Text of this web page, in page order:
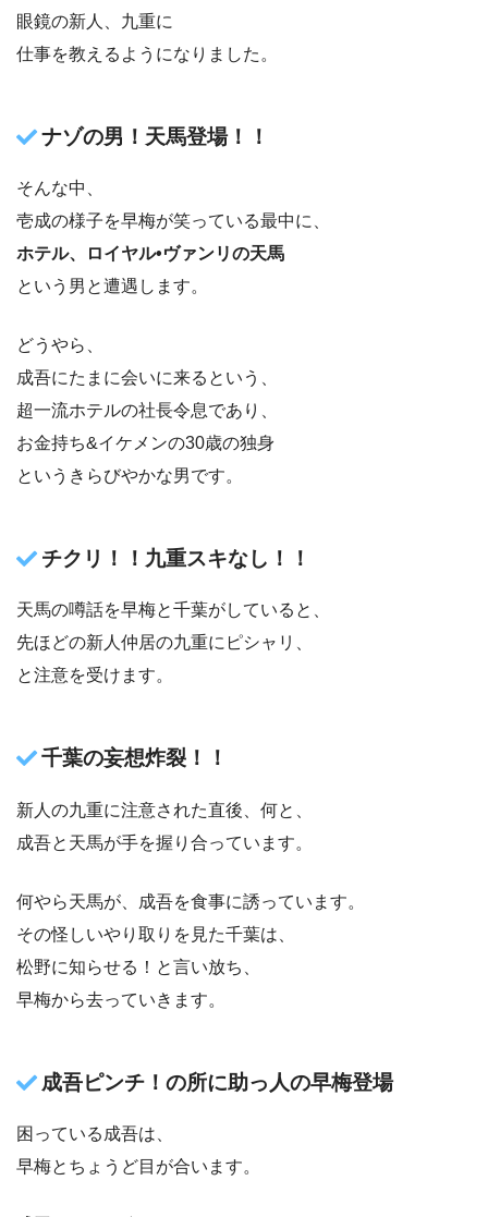
眼鏡の新人、九重に
仕事を教えるようになりました。
ナゾの男！天馬登場！！
そんな中、
壱成の様子を早梅が笑っている最中に、
ホテル、ロイヤル•ヴァンリの天馬
という男と遭遇します。
どうやら、
成吾にたまに会いに来るという、
超一流ホテルの社長令息であり、
お金持ち&イケメンの30歳の独身
というきらびやかな男です。
チクリ！！九重スキなし！！
天馬の噂話を早梅と千葉がしていると、
先ほどの新人仲居の九重にピシャリ、
と注意を受けます。
千葉の妄想炸裂！！
新人の九重に注意された直後、何と、
成吾と天馬が手を握り合っています。
何やら天馬が、成吾を食事に誘っています。
その怪しいやり取りを見た千葉は、
松野に知らせる！と言い放ち、
早梅から去っていきます。
成吾ピンチ！の所に助っ人の早梅登場
困っている成吾は、
早梅とちょうど目が合います。